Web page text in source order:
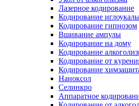
Лазерное кодирование
Кодирование
Кодирование гипнозом
Вшивание ампулы
Кодирование на дому
Кодирование
Кодирование от
Кодирование
Наноксол
Селинкро
Аппаратное